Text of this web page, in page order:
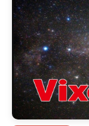
今回のシリーズで
しなく♪
詳しくはこちら